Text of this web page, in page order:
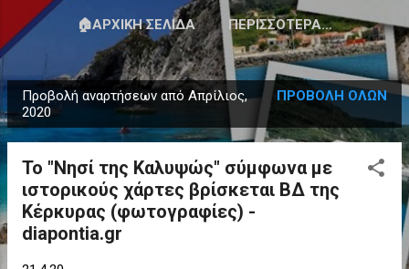
🏠ΑΡΧΙΚΉ ΣΕΛΊΔΑ ΠΕΡΙΣΣΌΤΕΡΑ…
Α
ν
Προβολή αναρτήσεων από Απρίλιος,
2020
ΠΡΟΒΟΛΉ ΌΛΩΝ
Το "Νησί της Καλυψώς" σύμφωνα με
ιστορικούς χάρτες βρίσκεται ΒΔ της
Κέρκυρας (φωτογραφίες) -
diapontia.gr